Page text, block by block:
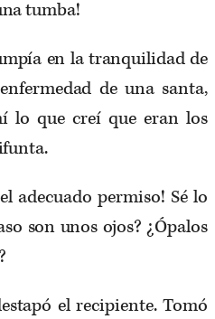
tumba!
en la tranquilidad de
de una santa,
lo que creí que eran los
adecuado permiso! Sé lo
son unos ojos? ¿Ópalos
el recipiente. Tomó